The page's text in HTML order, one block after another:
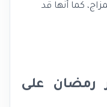
كما أنّها قد
رمضان على